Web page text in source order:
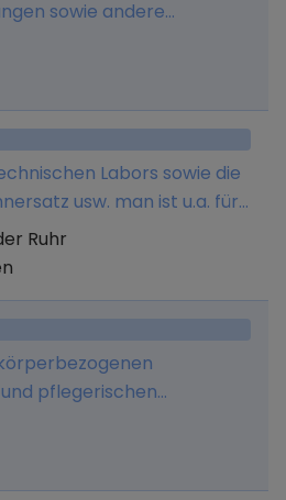
sowie andere
Vornahme aller damit in
Arbeiten.
Labors sowie die
usw. man ist u.a. für
Ruhr
pflegerischen
für Menschen, die
oder Behinderung